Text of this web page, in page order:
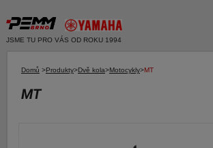
JSME TU PRO VÁS OD ROKU 1994
Domů >Produkty>Dvě kola>Motocykly>MT
MT